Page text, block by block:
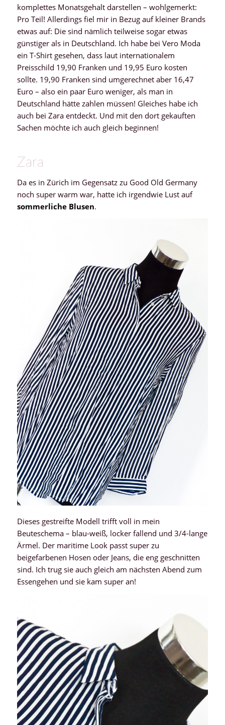
komplettes Monatsgehalt darstellen – wohlgemerkt:
Pro Teil! Allerdings fiel mir in Bezug auf kleiner Brands
etwas auf: Die sind nämlich teilweise sogar etwas
günstiger als in Deutschland. Ich habe bei Vero Moda
ein T-Shirt gesehen, dass laut internationalem
Preisschild 19,90 Franken und 19,95 Euro kosten
sollte. 19,90 Franken sind umgerechnet aber 16,47
Euro – also ein paar Euro weniger, als man in
Deutschland hätte zahlen müssen! Gleiches habe ich
auch bei Zara entdeckt. Und mit den dort gekauften
Sachen möchte ich auch gleich beginnen!
Zara
Da es in Zürich im Gegensatz zu Good Old Germany
noch super warm war, hatte ich irgendwie Lust auf
sommerliche Blusen.
Dieses gestreifte Modell trifft voll in mein
Beuteschema – blau-weiß, locker fallend und 3/4-lange
Ärmel. Der maritime Look passt super zu
beigefarbenen Hosen oder Jeans, die eng geschnitten
sind. Ich trug sie auch gleich am nächsten Abend zum
Essengehen und sie kam super an!